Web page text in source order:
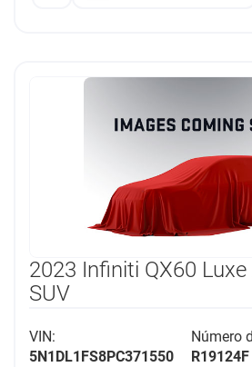
2023 Infiniti QX60
SUV
VIN:
5N1DL1FS8PC371550
Número
R19124F